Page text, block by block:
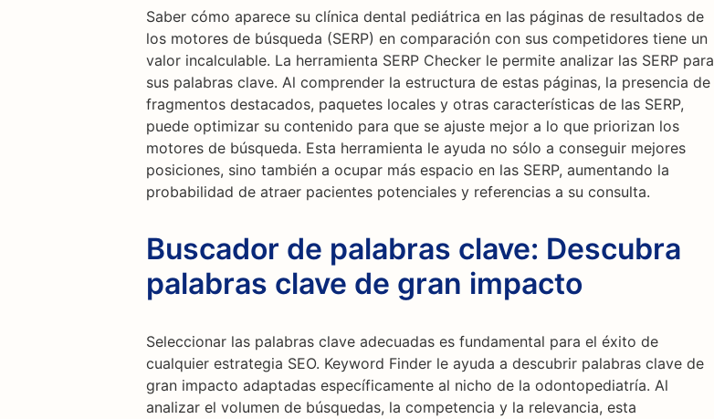
Saber cómo aparece su clínica dental pediátrica en las páginas de resultados de
los motores de búsqueda (SERP) en comparación con sus competidores tiene un
valor incalculable. La herramienta SERP Checker le permite analizar las SERP para
sus palabras clave. Al comprender la estructura de estas páginas, la presencia de
fragmentos destacados, paquetes locales y otras características de las SERP,
puede optimizar su contenido para que se ajuste mejor a lo que priorizan los
motores de búsqueda. Esta herramienta le ayuda no sólo a conseguir mejores
posiciones, sino también a ocupar más espacio en las SERP, aumentando la
probabilidad de atraer pacientes potenciales y referencias a su consulta.
Buscador de palabras clave: Descubra
palabras clave de gran impacto
Seleccionar las palabras clave adecuadas es fundamental para el éxito de
cualquier estrategia SEO. Keyword Finder le ayuda a descubrir palabras clave de
gran impacto adaptadas específicamente al nicho de la odontopediatría. Al
analizar el volumen de búsquedas, la competencia y la relevancia, esta